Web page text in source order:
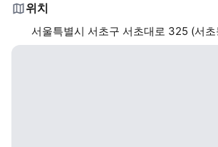
위치
서울특별시 서초구 서초대로 325 (서초